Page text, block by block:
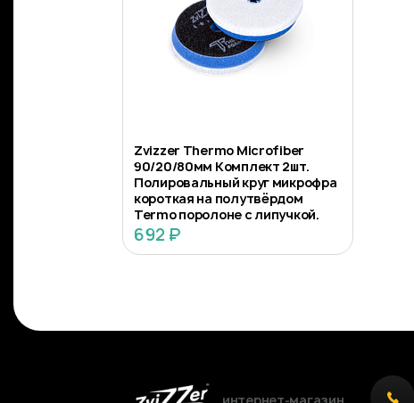
Zvizzer Thermo Microfiber
90/20/80мм Комплект 2шт.
Полировальный круг микрофра
короткая на полутвёрдом
Termo поролоне с липучкой.
692 ₽